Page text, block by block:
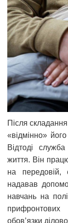
Після
«відмінно»
Відтоді
життя. Він
на передовій,
надавав
навчань на
прифронтових
обов’язки